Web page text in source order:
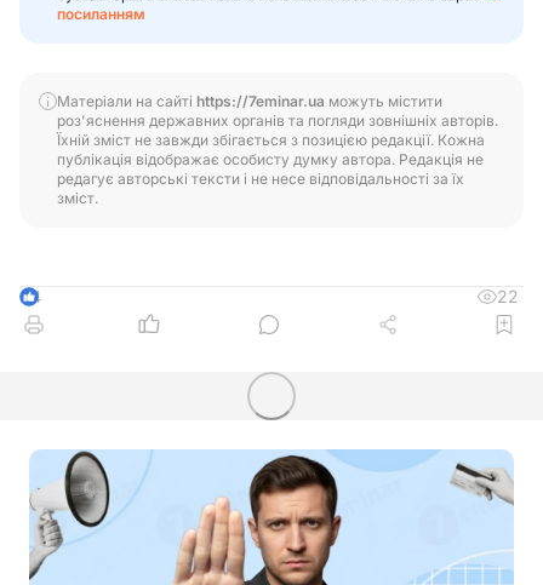
посиланням
Матеріали на сайті https://7eminar.ua можуть містити
роз'яснення державних органів та погляди зовнішніх авторів.
Їхній зміст не завжди збігається з позицією редакції. Кожна
публікація відображає особисту думку автора. Редакція не
редагує авторські тексти і не несе відповідальності за їх
зміст.
4 22